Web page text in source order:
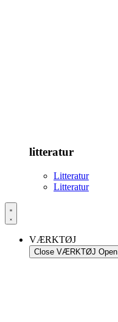
litteratur
Litteratur
Litteratur
VÆRKTØJ
Close VÆRKTØJ